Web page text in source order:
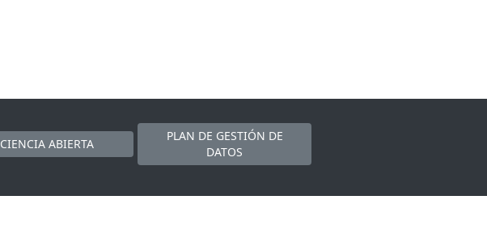
CIENCIA ABIERTA
PLAN DE GESTIÓN DE
DATOS